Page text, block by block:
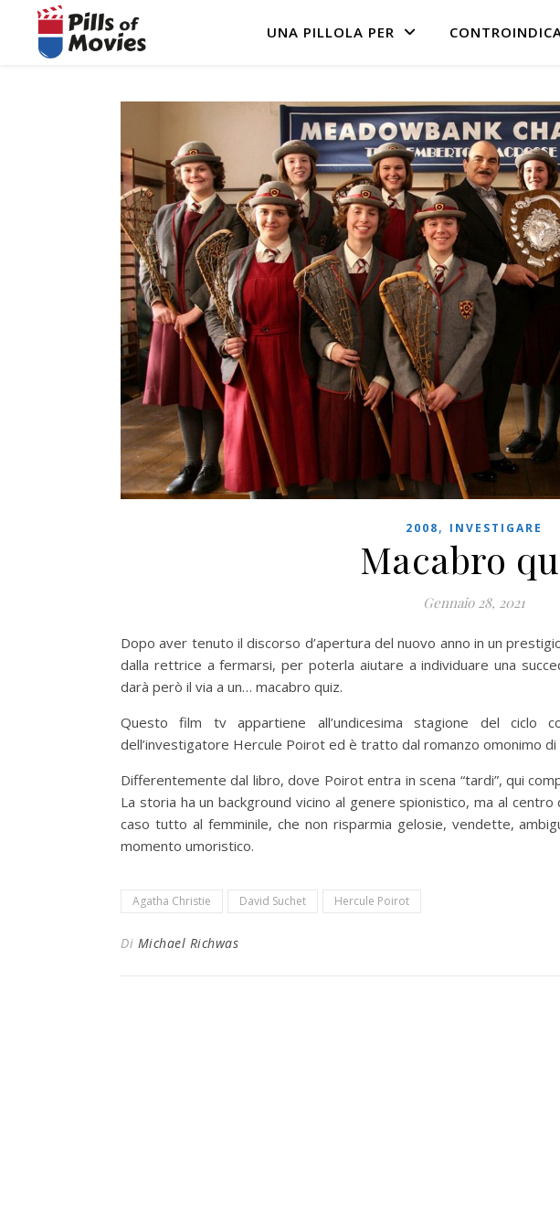
UNA PILLOLA PER
2008, INVESTIGARE
Macabro
Gennaio 28, 2021
Dopo aver tenuto il discorso d’apertura del nuovo anno in un
dalla rettrice a fermarsi, per poterla aiutare a individuare una
darà però il via a un… macabro quiz.
Questo film tv appartiene all’undicesima stagione del ciclo
dell’investigatore Hercule Poirot ed è tratto dal romanzo omonimo di
Differentemente dal libro, dove Poirot entra in scena “tardi”, qui
La storia ha un background vicino al genere spionistico, ma al
caso tutto al femminile, che non risparmia gelosie, vendette,
momento umoristico.
Agatha Christie David Suchet Hercule Poirot
Di Michael Richwas